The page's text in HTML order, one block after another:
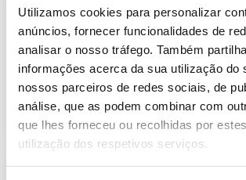
Utilizamos cookies para personalizar
anúncios, fornecer funcionalidades de
analisar o nosso tráfego. Também
informações acerca da sua utilização do
nossos parceiros de redes sociais, de
análise, que as podem combinar com
que lhes forneceu ou recolhidas por
utilização dos respetivos serviços.
409.47 Kb
Previsão do Consumo de
Elétrica de maio de 2024
Publicação com periodicidade
informação sobre Eletricidade
2024-05-01 Eletricidade
Informação Semanal do